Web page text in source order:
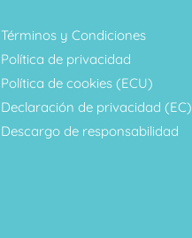
Términos y Condiciones
Política de privacidad
Política de cookies (ECU)
Declaración de privacidad (EC)
Descargo de responsabilidad